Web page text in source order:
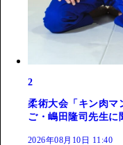
2
柔術大会「キン肉
ご・嶋田隆司先生
2026年08月10日 11:40